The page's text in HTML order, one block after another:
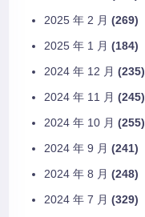
2025 年 2 月 (269)
2025 年 1 月 (184)
2024 年 12 月 (235)
2024 年 11 月 (245)
2024 年 10 月 (255)
2024 年 9 月 (241)
2024 年 8 月 (248)
2024 年 7 月 (329)